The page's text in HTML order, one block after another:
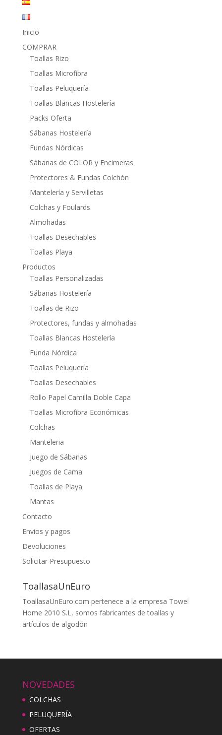
Inicio
COMPRAR
Toallas Rizo
Toallas Microfibra
Toallas Peluquería
Toallas Blancas Hostelería
Packs Oferta
Sábanas Hostelería
Fundas Nórdicas
Sábanas de COLOR y Encimeras
Protectores & Fundas Colchón
Mantelería y Servilletas
Colchas y Foulards
Almohadas
Toallas Desechables
Toallas Playa
Productos
Toallas Personalizadas
Sábanas Hostelería
Toallas de Rizo
Protectores, fundas y almohadas
Toallas Blancas Hostelería
Funda Nórdica
Toallas Peluquería
Toallas Desechables
Rollo Papel Camilla Doble Capa
Toallas Microfibra Económicas
Colchas
Manteleria
Juego de Sábanas
Juegos de Cama
Toallas de Playa
Mantas
Contacto
Envios y pagos
Devoluciones
Solicitar Presupuesto
ToallasaUnEuro
ToallasaUnEuro.com pertenece a la empresa Towel
Home 2010 S.L, somos fabricantes de toallas y
artículos de algodón
NOVEDADES
COLCHAS
PELUQUERÍA
OFERTAS